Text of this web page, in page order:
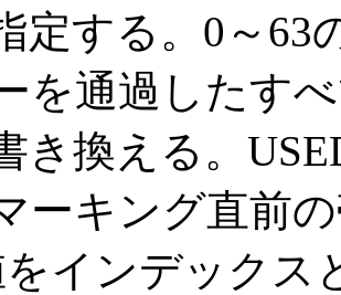
定する。0～63
を通過したす
き換える。
ーキング直前
をインデックス